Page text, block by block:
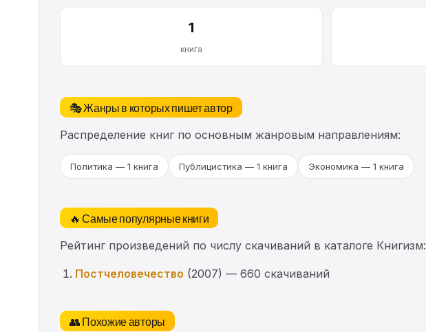
1
книга
🎭 Жанры в которых пишет автор
Распределение книг по основным жанровым направлениям:
Политика — 1 книга Публицистика — 1 книга Экономика — 1 книга
🔥 Самые популярные книги
Рейтинг произведений по числу скачиваний в каталоге Книгизм:
Постчеловечество (2007) — 660 скачиваний
👥 Похожие авторы